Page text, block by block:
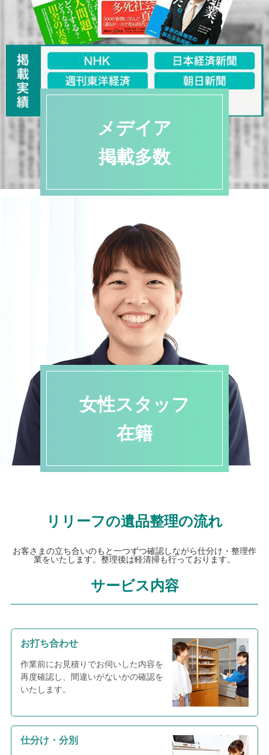
メデイア
掲載多数
女性スタッフ
在籍
リリーフの遺品整理の流れ
お客さまの立ち合いのもと一つずつ確認しながら仕分け・整理作
業をいたします。整理後は軽清掃も行っております。
サービス内容
お打ち合わせ
作業前にお見積りでお伺いした内容を
再度確認し、間違いがないかの確認を
いたします。
仕分け・分別